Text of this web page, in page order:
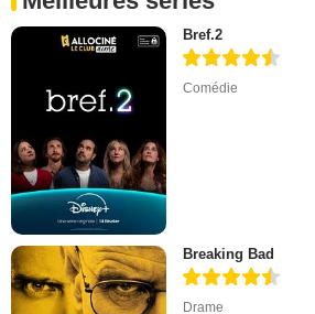
Bref.2
Comédie
Breaking Bad
Drame